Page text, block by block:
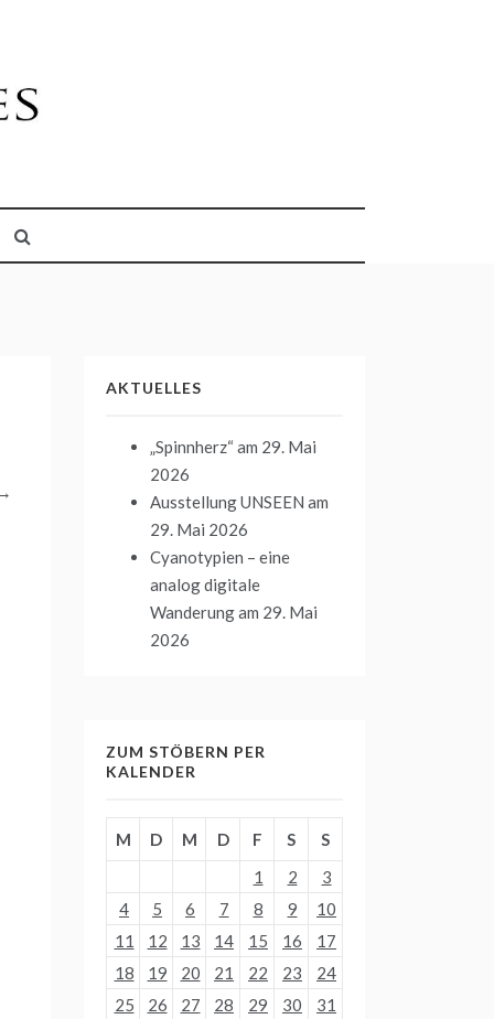
AKTUELLES
„Spinnherz“ am 29. Mai
2026
Ausstellung UNSEEN am
29. Mai 2026
Cyanotypien – eine
analog digitale
Wanderungam 29. Mai
2026
ZUM STÖBERN PER
KALENDER
M D M D F S
S
1
2
3
4
5 6 7 8 9
10
11
12 13 14 15 16
17
18
19 20 21 22 23
24
25
26 27 28 29 30
31